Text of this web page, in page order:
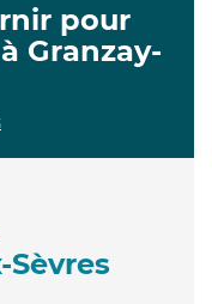
pour
Granzay-